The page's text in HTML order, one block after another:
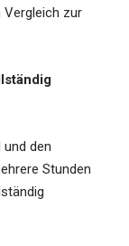
Vergleich zur
den
Stunden